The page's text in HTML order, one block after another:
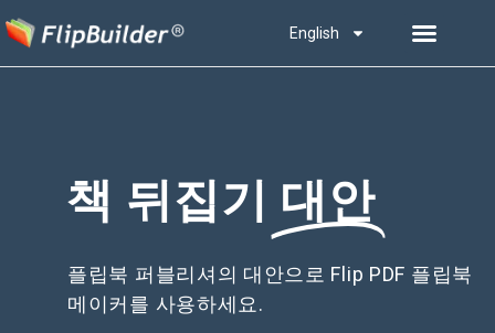
English
책 뒤집기 대안
플립북 퍼블리셔의 대안으로 Flip PDF 플립북
메이커를 사용하세요.